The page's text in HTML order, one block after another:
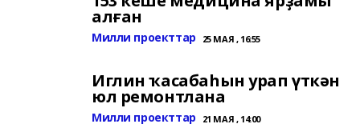
алған
Милли проекттар 25 МАЯ , 16:55
Иглин ҡасабаһын урап үткән
юл ремонтлана
Милли проекттар 21 МАЯ , 14:00